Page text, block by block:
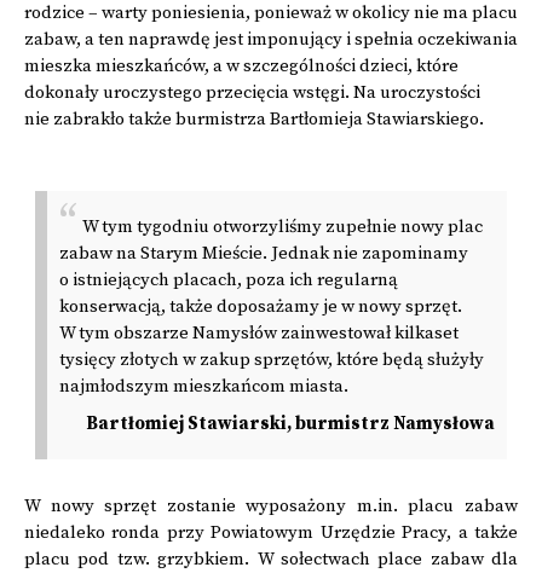
rodzice – warty poniesienia, ponieważ w okolicy nie ma placu
zabaw, a ten naprawdę jest imponujący i spełnia oczekiwania
mieszka mieszkańców, a w szczególności dzieci, które
dokonały uroczystego przecięcia wstęgi. Na uroczystości
nie zabrakło także burmistrza Bartłomieja Stawiarskiego.
W tym tygodniu otworzyliśmy zupełnie nowy plac
zabaw na Starym Mieście. Jednak nie zapominamy
o istniejących placach, poza ich regularną
konserwacją, także doposażamy je w nowy sprzęt.
W tym obszarze Namysłów zainwestował kilkaset
tysięcy złotych w zakup sprzętów, które będą służyły
najmłodszym mieszkańcom miasta.
Bartłomiej Stawiarski, burmistrz Namysłowa
W nowy sprzęt zostanie wyposażony m.in. placu zabaw
niedaleko ronda przy Powiatowym Urzędzie Pracy, a także
placu pod tzw. grzybkiem. W sołectwach place zabaw dla